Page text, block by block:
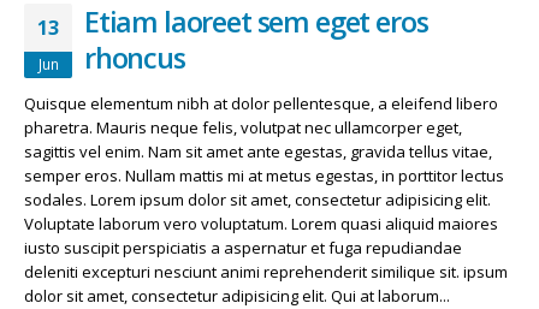
13
Jun
Etiam laoreet sem eget eros
rhoncus
Quisque elementum nibh at dolor pellentesque, a eleifend libero
pharetra. Mauris neque felis, volutpat nec ullamcorper eget,
sagittis vel enim. Nam sit amet ante egestas, gravida tellus vitae,
semper eros. Nullam mattis mi at metus egestas, in porttitor lectus
sodales. Lorem ipsum dolor sit amet, consectetur adipisicing elit.
Voluptate laborum vero voluptatum. Lorem quasi aliquid maiores
iusto suscipit perspiciatis a aspernatur et fuga repudiandae
deleniti excepturi nesciunt animi reprehenderit similique sit. ipsum
dolor sit amet, consectetur adipisicing elit. Qui at laborum...
May 13, 2016
Etiam laoreet sem eget eros rhoncus
Sed elementum massa volutpat
March 13, 2016
April 29, 2018
Aliquam erat volutpat
June 13, 2016